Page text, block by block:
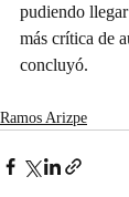
pudiendo
más crítica de
concluyó.
Ramos Arizpe